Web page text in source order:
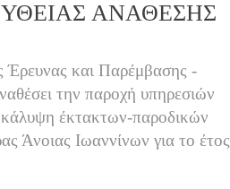
ΑΝΑΘΕΣΗΣ
Έρευνας και Παρέμβασης -
την παροχή υπηρεσιών
έκτακτων-παροδικών
Άνοιας Ιωαννίνων για το έτος